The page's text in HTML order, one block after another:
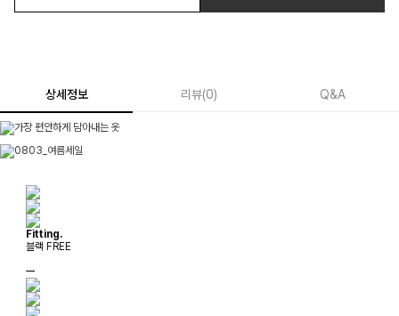
상세정보 리뷰(0) Q&A
Fitting.
블랙 FREE
ㅡ